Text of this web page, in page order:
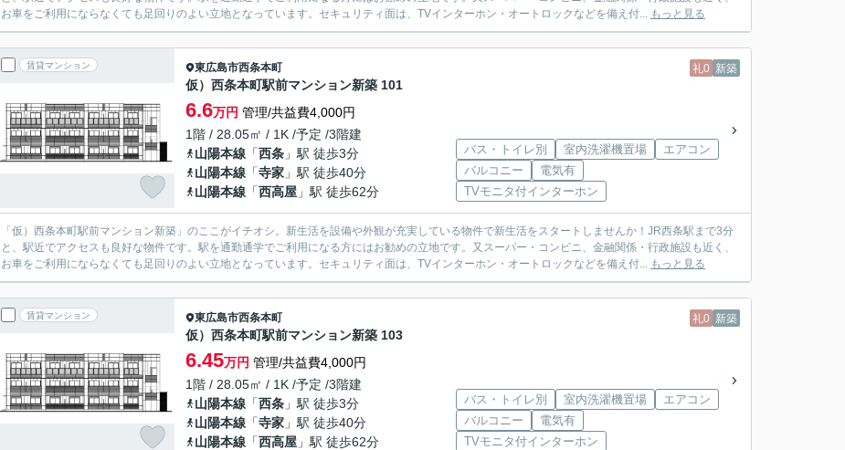
お車をご利用にならなくても足回りのよい立地となっています。セキュリティ面は、TVインターホン・オートロックなどを備え付... もっと見る
賃貸マンション 礼0 新築
東広島市西条本町
仮）西条本町駅前マンション新築 101
6.6万円 管理/共益費4,000円
1階 / 28.05㎡ / 1K /予定 /3階建
山陽本線 「西条 」駅 徒歩3分
山陽本線 「寺家 」駅 徒歩40分
山陽本線 「西高屋 」駅 徒歩62分
バス・トイレ別 室内洗濯機置場
エアコン
バルコニー
電気有
TVモニタ付インターホン
「仮）西条本町駅前マンション新築」のここがイチオシ。新生活を設備や外観が充実している物件で新生活をスタートしませんか！JR西条駅まで3分
と、駅近でアクセスも良好な物件です。駅を通勤通学でご利用になる方にはお勧めの立地です。又スーパー・コンビニ、金融関係・行政施設も近く、
お車をご利用にならなくても足回りのよい立地となっています。セキュリティ面は、TVインターホン・オートロックなどを備え付... もっと見る
賃貸マンション 礼0 新築
東広島市西条本町
仮）西条本町駅前マンション新築 103
6.45万円 管理/共益費4,000円
1階 / 28.05㎡ / 1K /予定 /3階建
山陽本線 「西条 」駅 徒歩3分
山陽本線 「寺家 」駅 徒歩40分
山陽本線 「西高屋 」駅 徒歩62分
バス・トイレ別 室内洗濯機置場
エアコン
バルコニー
電気有
TVモニタ付インターホン